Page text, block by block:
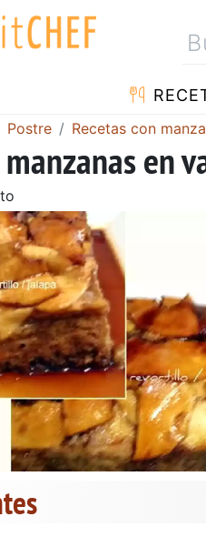
Postre Recetas con
en